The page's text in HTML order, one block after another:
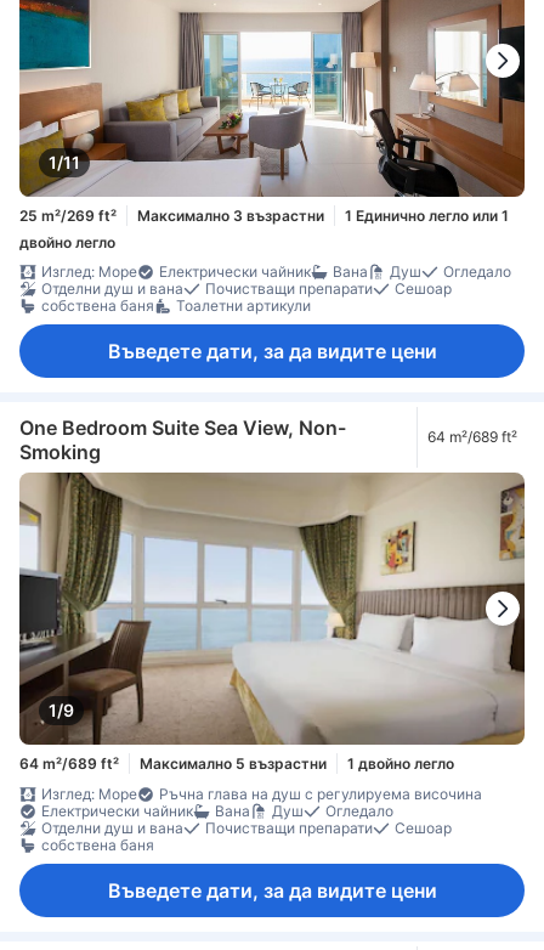
1/11
25 m²/269 ft² Максимално 3 възрастни
1 Единично легло или 1
двойно легло
Изглед: Море
Електрически чайник Вана Душ
Огледало
Отделни душ и вана
Почистващи препарати
Сешоар
собствена баня
Тоалетни артикули
Въведете дати, за да видите цени
One Bedroom Suite Sea View, Non-
Smoking
64 m²/689 ft²
1/9
64 m²/689 ft² Максимално 5 възрастни
1 двойно легло
Изглед: Море
Ръчна глава на душ с регулируема височина
Електрически чайник
Вана Душ
Огледало
Отделни душ и вана
Почистващи препарати
Сешоар
собствена баня
Въведете дати, за да видите цени